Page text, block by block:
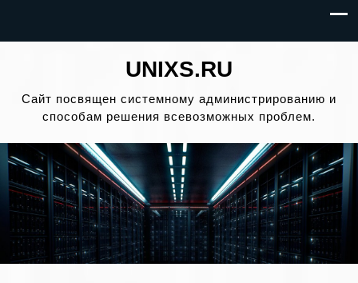
UNIXS.RU
Сайт посвящен системному администрированию и
способам решения всевозможных проблем.